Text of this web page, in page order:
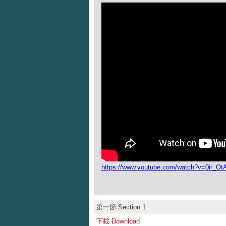
https://www.youtube.com/
第一節 Section 1
下載 Download